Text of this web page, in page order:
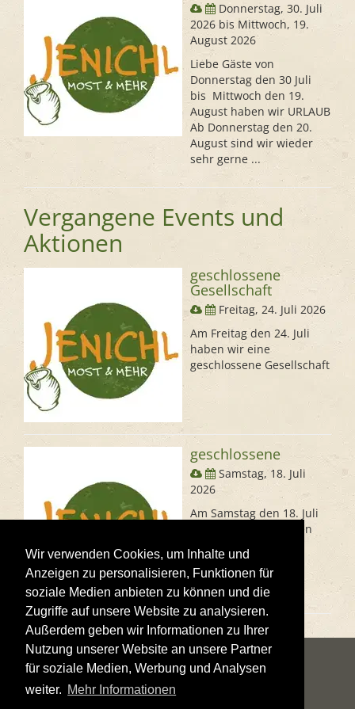
Wir verwenden Cookies, um Inhalte und
Anzeigen zu personalisieren, Funktionen für
soziale Medien anbieten zu können und die
Zugriffe auf unsere Website zu analysieren.
Außerdem geben wir Informationen zu Ihrer
Nutzung unserer Website an unsere Partner
für soziale Medien, Werbung und Analysen
weiter. Mehr Informationen
Donnerstag, 30. Juli
2026 bis Mittwoch, 19.
August 2026
Liebe Gäste von
Donnerstag den 30 Juli
bis Mittwoch den 19.
August haben wir URLAUB
Ab Donnerstag den 20.
August sind wir wieder
sehr gerne ...
Vergangene Events und
Aktionen
geschlossene
Gesellschaft
Freitag, 24. Juli 2026
Am Freitag den 24. Juli
haben wir eine
geschlossene Gesellschaft
geschlossene
Samstag, 18. Juli
2026
Am Samstag den 18. Juli
haben wir geschlossen
IMPRESSUM DATENSCHUTZERKLÄRUNG